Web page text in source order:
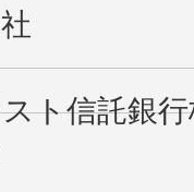
ト信託銀